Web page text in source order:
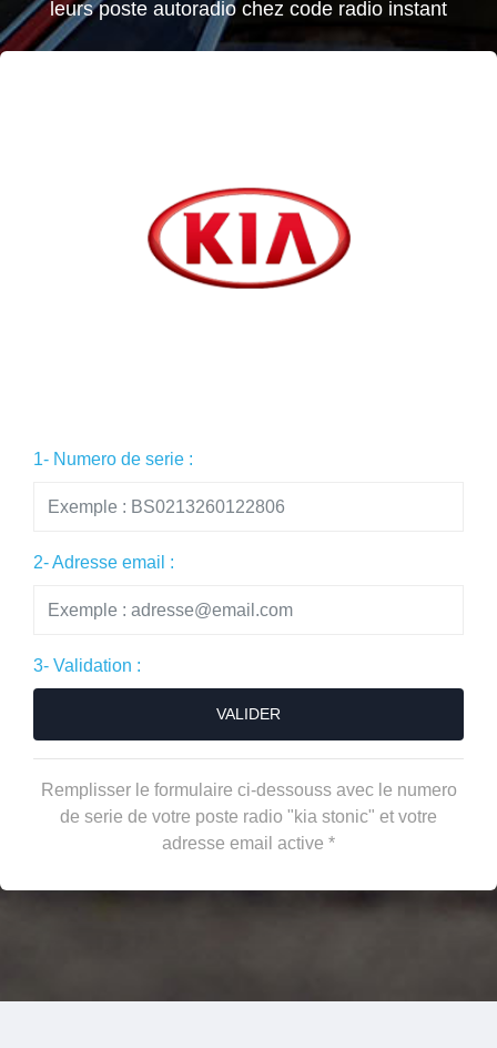
leurs poste autoradio chez code radio instant
1- Numero de serie :
2- Adresse email :
3- Validation :
VALIDER
Remplisser le formulaire ci-dessouss avec le numero
de serie de votre poste radio "kia stonic" et votre
adresse email active *